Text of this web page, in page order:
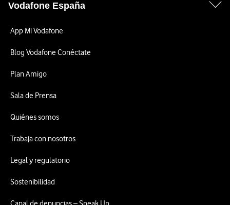
Vodafone España
App Mi Vodafone
Blog Vodafone Conéctate
Plan Amigo
Sala de Prensa
Quiénes somos
Trabaja con nosotros
Legal y regulatorio
Sostenibilidad